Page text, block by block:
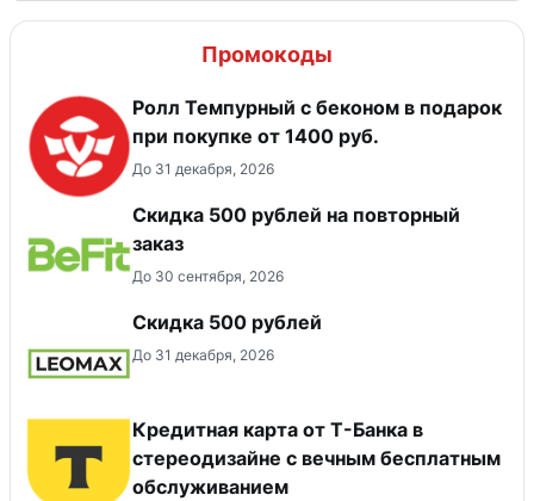
Промокоды
Ролл Темпурный с беконом в подарок
при покупке от 1400 руб.
До 31 декабря, 2026
Скидка 500 рублей на повторный
заказ
До 30 сентября, 2026
Скидка 500 рублей
До 31 декабря, 2026
Кредитная карта от Т-Банка в
стереодизайне с вечным бесплатным
обслуживанием